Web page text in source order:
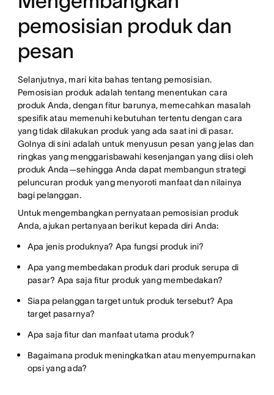
pemosisian produk dan
pesan
Selanjutnya, mari kita bahas tentang pemosisian.
Pemosisian produk adalah tentang menentukan cara
produk Anda, dengan fitur barunya, memecahkan masalah
spesifik atau memenuhi kebutuhan tertentu dengan cara
yang tidak dilakukan produk yang ada saat ini di pasar.
Golnya di sini adalah untuk menyusun pesan yang jelas dan
ringkas yang menggarisbawahi kesenjangan yang diisi oleh
produk Anda—sehingga Anda dapat membangun strategi
peluncuran produk yang menyoroti manfaat dan nilainya
bagi pelanggan.
Untuk mengembangkan pernyataan pemosisian produk
Anda, ajukan pertanyaan berikut kepada diri Anda:
Apa jenis produknya? Apa fungsi produk ini?
Apa yang membedakan produk dari produk serupa di
pasar? Apa saja fitur produk yang membedakan?
Siapa pelanggan target untuk produk tersebut? Apa
target pasarnya?
Apa saja fitur dan manfaat utama produk?
Bagaimana produk meningkatkan atau menyempurnakan
opsi yang ada?